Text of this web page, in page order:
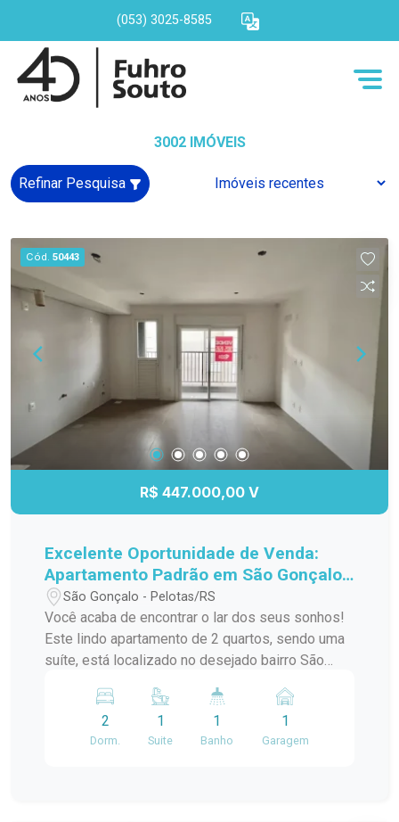
(053) 3025-8585
3002 IMÓVEIS
Refinar Pesquisa
Cód. 50443
R$ 447.000,00 V
Excelente Oportunidade de Venda:
Apartamento Padrão em São Gonçalo,
Pelotas/RS
São Gonçalo - Pelotas/RS
Você acaba de encontrar o lar dos seus sonhos!
Este lindo apartamento de 2 quartos, sendo uma
suíte, está localizado no desejado bairro São
e do Fórum. Com uma sacada charmosa e
churrasqueira, este espaço é perfeito para
receber amigos e familiares em momentos de
2
Dorm.
1
Suite
1
Banho
1
Garagem